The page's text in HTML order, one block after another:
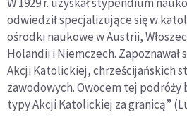
odwiedził specjalizujące się w
ośrodki naukowe w Austrii,
Holandii i Niemczech. Zapoznawał
Akcji Katolickiej, chrześcijańskich
zawodowych. Owocem tej podróży
typy Akcji Katolickiej za granicą”